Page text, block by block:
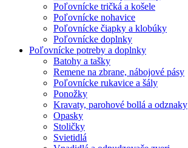
Poľovnícke tričká a košele
Poľovnícke nohavice
Poľovnícke čiapky a klobúky
Poľovnícke doplnky
Poľovnícke potreby a doplnky
Batohy a tašky
Remene na zbrane, nábojové pásy
Poľovnícke rukavice a šály
Ponožky
Kravaty, parohové bollá a odznaky
Opasky
Stoličky
Svietidlá